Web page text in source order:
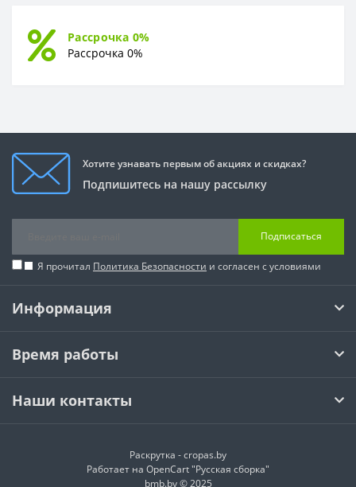
Рассрочка 0%
Рассрочка 0%
Хотите узнавать первым об акциях и скидках?
Подпишитесь на нашу рассылку
Подписаться
Я прочитал Политика Безопасности и согласен с условиями
Информация
Время работы
Наши контакты
Раскрутка -cropas.by
Работает на OpenCart "Русская сборка"
bmb.by © 2025